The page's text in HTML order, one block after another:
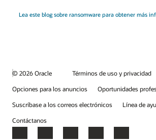
Lea este blog sobre ransomware para obtener más
© 2026 Oracle
Términos de uso y privacidad
Opciones para los anuncios
Oportunidades
Suscríbase a los correos electrónicos
Línea de
Contáctanos
Facebook
X LinkedInYouTubeInstagram